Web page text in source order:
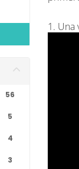
1. Una
56
5
4
3